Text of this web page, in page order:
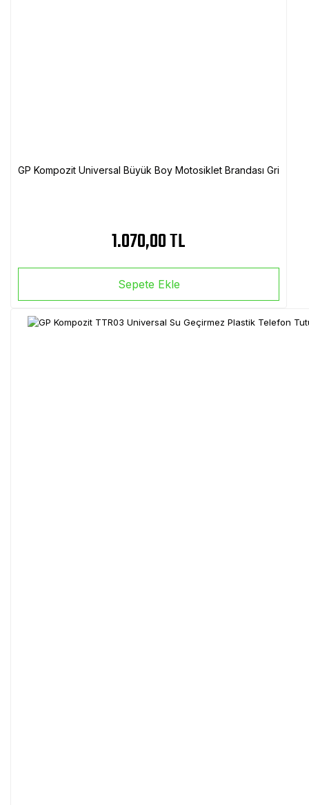
GP Kompozit Universal Büyük Boy Motosiklet Brandası Gri
1.070,00 TL
Sepete Ekle